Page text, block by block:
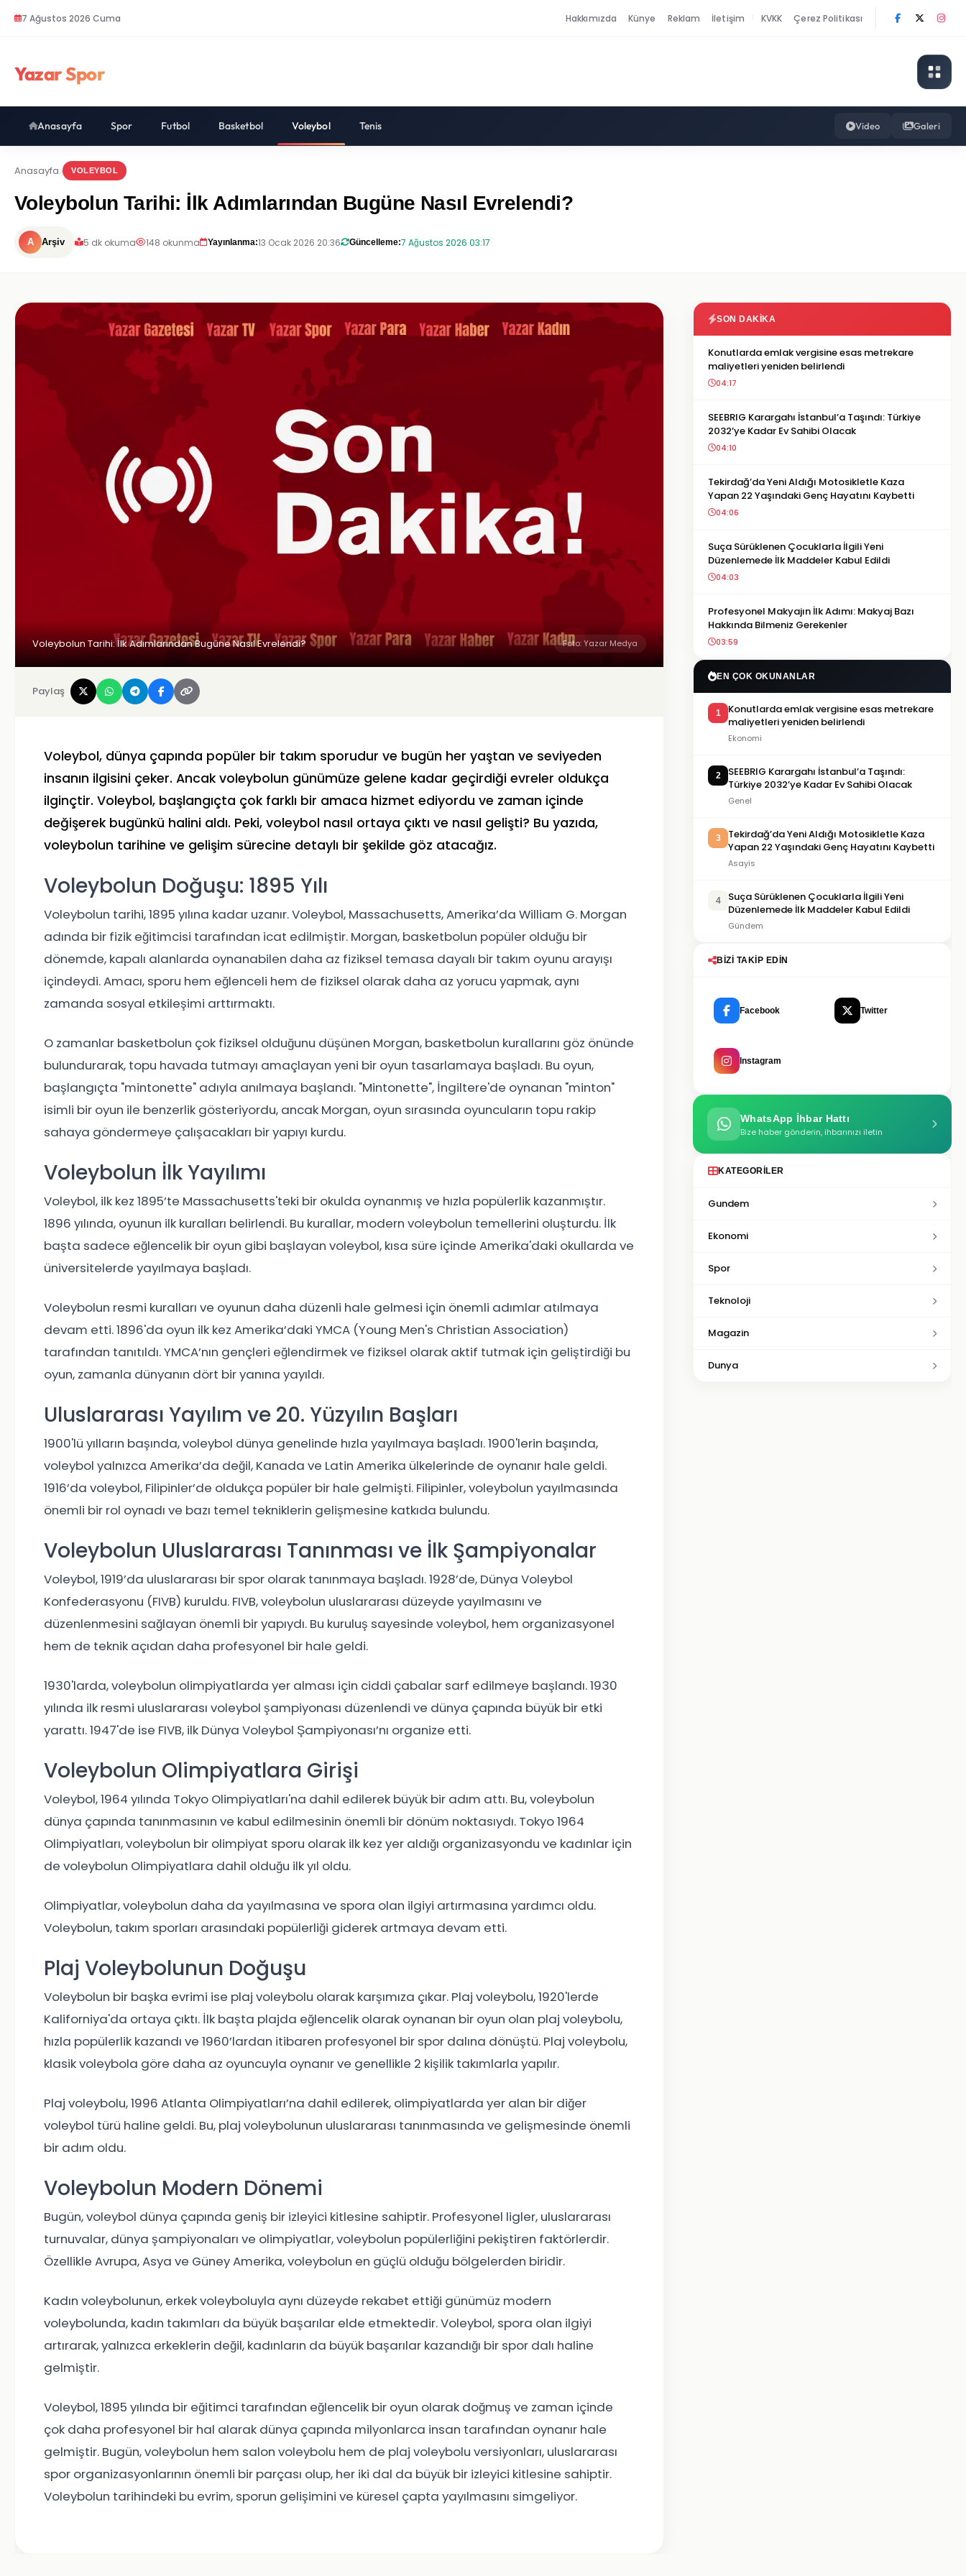
7 Ağustos 2026 Cuma Hakkımızda Künye Reklam İletişim KVKK Çerez Politikası
Yazar Spor
Anasayfa Spor Futbol Basketbol Voleybol Tenis Video Galeri
Anasayfa VOLEYBOL
Voleybolun Tarihi: İlk Adımlarından Bugüne Nasıl Evrelendi?
A Arşiv 5 dk okuma 148 okunma Yayınlanma:13 Ocak 2026 20:36 Güncelleme:7 Ağustos 2026 03:17
Voleybolun Tarihi: İlk Adımlarından Bugüne Nasıl Evrelendi? Foto: Yazar Medya
Paylaş
Voleybol, dünya çapında popüler bir takım sporudur ve bugün her yaştan ve seviyeden
insanın ilgisini çeker. Ancak voleybolun günümüze gelene kadar geçirdiği evreler oldukça
ilginçtir. Voleybol, başlangıçta çok farklı bir amaca hizmet ediyordu ve zaman içinde
değişerek bugünkü halini aldı. Peki, voleybol nasıl ortaya çıktı ve nasıl gelişti? Bu yazıda,
voleybolun tarihine ve gelişim sürecine detaylı bir şekilde göz atacağız.
Voleybolun Doğuşu: 1895 Yılı
Voleybolun tarihi, 1895 yılına kadar uzanır. Voleybol, Massachusetts, Amerika’da William G. Morgan
adında bir fizik eğitimcisi tarafından icat edilmiştir. Morgan, basketbolun popüler olduğu bir
dönemde, kapalı alanlarda oynanabilen daha az fiziksel temasa dayalı bir takım oyunu arayışı
içindeydi. Amacı, sporu hem eğlenceli hem de fiziksel olarak daha az yorucu yapmak, aynı
zamanda sosyal etkileşimi arttırmaktı.
O zamanlar basketbolun çok fiziksel olduğunu düşünen Morgan, basketbolun kurallarını göz önünde
bulundurarak, topu havada tutmayı amaçlayan yeni bir oyun tasarlamaya başladı. Bu oyun,
başlangıçta "mintonette" adıyla anılmaya başlandı. "Mintonette", İngiltere'de oynanan "minton"
isimli bir oyun ile benzerlik gösteriyordu, ancak Morgan, oyun sırasında oyuncuların topu rakip
sahaya göndermeye çalışacakları bir yapıyı kurdu.
Voleybolun İlk Yayılımı
Voleybol, ilk kez 1895’te Massachusetts'teki bir okulda oynanmış ve hızla popülerlik kazanmıştır.
1896 yılında, oyunun ilk kuralları belirlendi. Bu kurallar, modern voleybolun temellerini oluşturdu. İlk
başta sadece eğlencelik bir oyun gibi başlayan voleybol, kısa süre içinde Amerika'daki okullarda ve
üniversitelerde yayılmaya başladı.
Voleybolun resmi kuralları ve oyunun daha düzenli hale gelmesi için önemli adımlar atılmaya
devam etti. 1896'da oyun ilk kez Amerika’daki YMCA (Young Men's Christian Association)
tarafından tanıtıldı. YMCA’nın gençleri eğlendirmek ve fiziksel olarak aktif tutmak için geliştirdiği bu
oyun, zamanla dünyanın dört bir yanına yayıldı.
Uluslararası Yayılım ve 20. Yüzyılın Başları
1900'lü yılların başında, voleybol dünya genelinde hızla yayılmaya başladı. 1900'lerin başında,
voleybol yalnızca Amerika’da değil, Kanada ve Latin Amerika ülkelerinde de oynanır hale geldi.
1916’da voleybol, Filipinler’de oldukça popüler bir hale gelmişti. Filipinler, voleybolun yayılmasında
önemli bir rol oynadı ve bazı temel tekniklerin gelişmesine katkıda bulundu.
Voleybolun Uluslararası Tanınması ve İlk Şampiyonalar
Voleybol, 1919’da uluslararası bir spor olarak tanınmaya başladı. 1928’de, Dünya Voleybol
Konfederasyonu (FIVB) kuruldu. FIVB, voleybolun uluslararası düzeyde yayılmasını ve
düzenlenmesini sağlayan önemli bir yapıydı. Bu kuruluş sayesinde voleybol, hem organizasyonel
hem de teknik açıdan daha profesyonel bir hale geldi.
1930'larda, voleybolun olimpiyatlarda yer alması için ciddi çabalar sarf edilmeye başlandı. 1930
yılında ilk resmi uluslararası voleybol şampiyonası düzenlendi ve dünya çapında büyük bir etki
yarattı. 1947'de ise FIVB, ilk Dünya Voleybol Şampiyonası’nı organize etti.
Voleybolun Olimpiyatlara Girişi
Voleybol, 1964 yılında Tokyo Olimpiyatları'na dahil edilerek büyük bir adım attı. Bu, voleybolun
dünya çapında tanınmasının ve kabul edilmesinin önemli bir dönüm noktasıydı. Tokyo 1964
Olimpiyatları, voleybolun bir olimpiyat sporu olarak ilk kez yer aldığı organizasyondu ve kadınlar için
de voleybolun Olimpiyatlara dahil olduğu ilk yıl oldu.
Olimpiyatlar, voleybolun daha da yayılmasına ve spora olan ilgiyi artırmasına yardımcı oldu.
Voleybolun, takım sporları arasındaki popülerliği giderek artmaya devam etti.
Plaj Voleybolunun Doğuşu
Voleybolun bir başka evrimi ise plaj voleybolu olarak karşımıza çıkar. Plaj voleybolu, 1920'lerde
Kaliforniya'da ortaya çıktı. İlk başta plajda eğlencelik olarak oynanan bir oyun olan plaj voleybolu,
hızla popülerlik kazandı ve 1960’lardan itibaren profesyonel bir spor dalına dönüştü. Plaj voleybolu,
klasik voleybola göre daha az oyuncuyla oynanır ve genellikle 2 kişilik takımlarla yapılır.
Plaj voleybolu, 1996 Atlanta Olimpiyatları’na dahil edilerek, olimpiyatlarda yer alan bir diğer
voleybol türü haline geldi. Bu, plaj voleybolunun uluslararası tanınmasında ve gelişmesinde önemli
bir adım oldu.
Voleybolun Modern Dönemi
Bugün, voleybol dünya çapında geniş bir izleyici kitlesine sahiptir. Profesyonel ligler, uluslararası
turnuvalar, dünya şampiyonaları ve olimpiyatlar, voleybolun popülerliğini pekiştiren faktörlerdir.
Özellikle Avrupa, Asya ve Güney Amerika, voleybolun en güçlü olduğu bölgelerden biridir.
Kadın voleybolunun, erkek voleyboluyla aynı düzeyde rekabet ettiği günümüz modern
voleybolunda, kadın takımları da büyük başarılar elde etmektedir. Voleybol, spora olan ilgiyi
artırarak, yalnızca erkeklerin değil, kadınların da büyük başarılar kazandığı bir spor dalı haline
gelmiştir.
Voleybol, 1895 yılında bir eğitimci tarafından eğlencelik bir oyun olarak doğmuş ve zaman içinde
çok daha profesyonel bir hal alarak dünya çapında milyonlarca insan tarafından oynanır hale
gelmiştir. Bugün, voleybolun hem salon voleybolu hem de plaj voleybolu versiyonları, uluslararası
spor organizasyonlarının önemli bir parçası olup, her iki dal da büyük bir izleyici kitlesine sahiptir.
Voleybolun tarihindeki bu evrim, sporun gelişimini ve küresel çapta yayılmasını simgeliyor.
SON DAKIKA
Konutlarda emlak vergisine esas metrekare
maliyetleri yeniden belirlendi
04:17
SEEBRIG Karargahı İstanbul’a Taşındı: Türkiye
2032’ye Kadar Ev Sahibi Olacak
04:10
Tekirdağ’da Yeni Aldığı Motosikletle Kaza
Yapan 22 Yaşındaki Genç Hayatını Kaybetti
04:06
Suça Sürüklenen Çocuklarla İlgili Yeni
Düzenlemede İlk Maddeler Kabul Edildi
04:03
Profesyonel Makyajın İlk Adımı: Makyaj Bazı
Hakkında Bilmeniz Gerekenler
03:59
EN ÇOK OKUNANLAR
1
Konutlarda emlak vergisine esas metrekare
maliyetleri yeniden belirlendi
Ekonomi
2
SEEBRIG Karargahı İstanbul’a Taşındı:
Türkiye 2032’ye Kadar Ev Sahibi Olacak
Genel
3
Tekirdağ’da Yeni Aldığı Motosikletle Kaza
Yapan 22 Yaşındaki Genç Hayatını Kaybetti
Asayis
4
Suça Sürüklenen Çocuklarla İlgili Yeni
Düzenlemede İlk Maddeler Kabul Edildi
Gündem
BIZI TAKIP EDIN
Facebook Twitter
Instagram
WhatsApp İhbar Hattı
Bize haber gönderin, ihbarınızı iletin
KATEGORILER
Gundem
Ekonomi
Spor
Teknoloji
Magazin
Dunya